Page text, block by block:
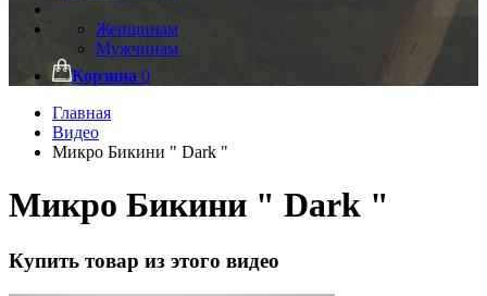
Женщинам
Мужчинам
Корзина 0
Главная
Видео
Микро Бикини " Dark "
Микро Бикини " Dark "
Купить товар из этого видео